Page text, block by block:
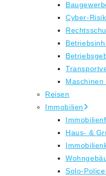
Cyber-
Reisen
Immobilien
Haus- &
Solo-